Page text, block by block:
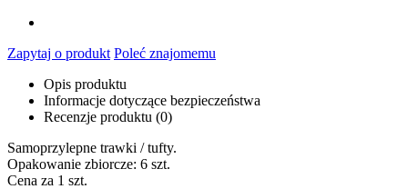
Zapytaj o produkt Poleć znajomemu
Opis produktu
Informacje dotyczące bezpieczeństwa
Recenzje produktu (0)
Samoprzylepne trawki / tufty.
Opakowanie zbiorcze: 6 szt.
Cena za 1 szt.